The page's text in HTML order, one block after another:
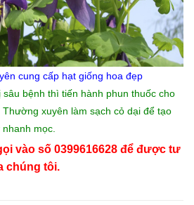
cung cấp hạt giống hoa đẹp
bệnh thì tiến hành phun thuốc cho
xuyên làm sạch cỏ dại để tạo
mọc.
vào số 0399616628 để được tư
chúng tôi.